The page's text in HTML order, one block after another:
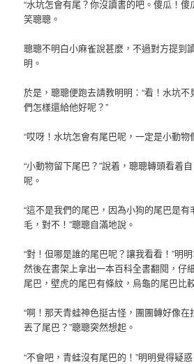
“水坑怎會有尾？你沒讀書的吧。傻瓜！傻
笑聰聰。
聰聰不明白小麻雀說甚麼，不過對方提到
明。
於是，聰聰便跑去請教明明：“看！水坑
們怎樣還給他好呢？”
“哎呀！水坑怎會有尾巴呢，一定是小動物
“小動物留下尾巴？”說着，聰聰轉頭看着
呢。
“這不是我們的尾巴，因為小狗的尾巴是
毛，對不！”聰聰自滿地說。
“對！但哪是誰的尾巴呢？讓我看看！”明
然後在書架上拿出一本百科全書翻閱，仔
尾巴，壁虎的尾巴有條紋，烏龜的尾巴
“啊！那天青蛙神色挺古怪，團團轉好像
丟了尾巴？”聰聰突然想起。
“不會吧，青蛙沒有尾巴的！”明明覺得疑惑